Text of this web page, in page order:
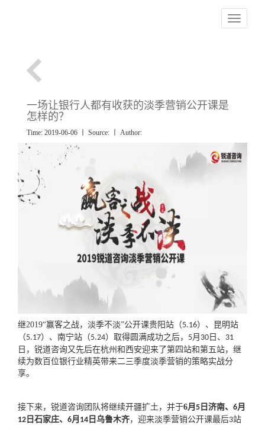
Toggle
一场让银行人都有收获的淡季营销公开课是
怎样的？
Time: 2019-06-06 丨 Source: 丨 Author:
继2019“赢客之战，淡季不淡”公开课贵阳站（5.16）、昆明站
（5.17）、南宁站（5.24）取得圆满成功之后， 5月 30 日、 31
日，锐道咨询又先后在杭州和西安迎来了第四站和第五站，继
续为数百位银行业精英带来二三季度淡季营销的策略实战分
享。
接下来，锐道咨询团队将继续开疆扩土，并于6月 5 日济南、 6月
12 日石家庄、 6月 14 日乌鲁木齐，迎来淡季营销公开课最后3站